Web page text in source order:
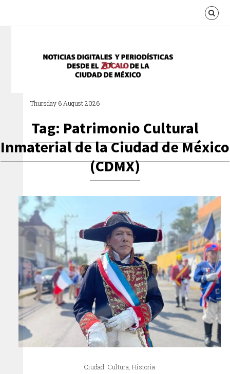
Thursday 6 August 2026
Tag: Patrimonio Cultural
Inmaterial de la Ciudad de México
(CDMX)
Ciudad, Cultura,Historia